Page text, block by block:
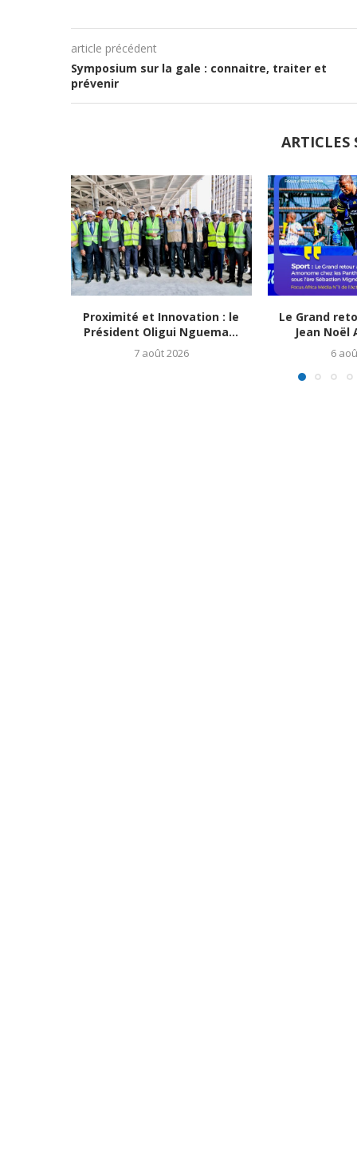
article précédent
Symposium sur la gale : connaitre, traiter et
prévenir
ARTICLES
Proximité et Innovation : le
Président Oligui Nguema...
7 août 2026
Le Grand
Jean Noël
6